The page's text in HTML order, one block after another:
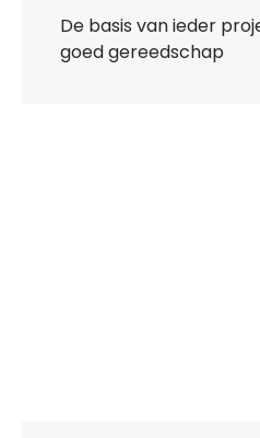
De basis van ieder
goed gereedschap